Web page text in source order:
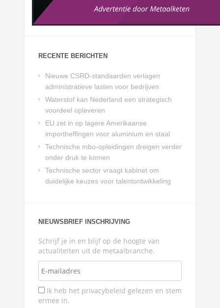
RECENTE BERICHTEN
Nieuwe CSRD-standaarden verlagen
administratieve lasten voor bedrijven
Waterstof kan Nederland een strategisch
voordeel opleveren
EU zet in op lagere Amerikaanse
importheffingen voor aluminium en staal
Technische mbo-opleidingen dreigen verder
onder druk te komen
Technische sector vraagt kabinet om
duidelijke keuzes voor talentontwikkeling
NIEUWSBRIEF INSCHRIJVING
Schrijf je in en blijf op de hoogte van
actualiteiten uit de metaalbranche.
Ik heb het privacybeleid gelezen en stem
ermee in.